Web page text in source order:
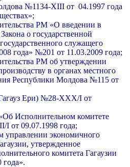
№1134-XIII от 04.1997 года
РМ «О введении в
о государственной
служащего
года» №201 от 11.03.2009 года;
РМ об утверждении
в органах местного
Республики Молдова №115 от
Ери) №28-XXX/I от
Исполнительном комитете
от 09.07.1998 года;
управлении экономичного
утвержденное
комитета Гагаузии
года».